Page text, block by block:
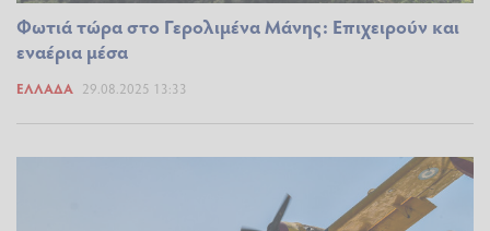
Φωτιά τώρα στο Γερολιμένα Μάνης: Επιχειρούν και
εναέρια μέσα
ΕΛΛΆΔΑ 29.08.2025 13:33